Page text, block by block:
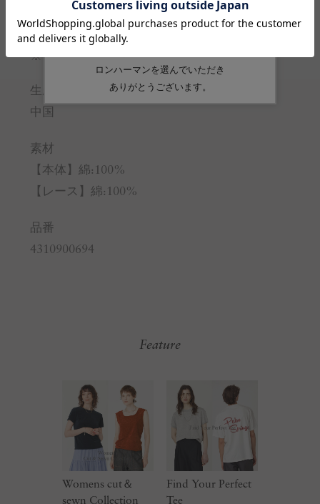
裄丈 41
※サイズの詳しい説明はこちら。
生産国
中国
素材
【本体】綿:100%
【レース】綿:100%
品番
4310900694
Feature
Womens cut＆
sewn Collection
Find Your Perfect
Tee